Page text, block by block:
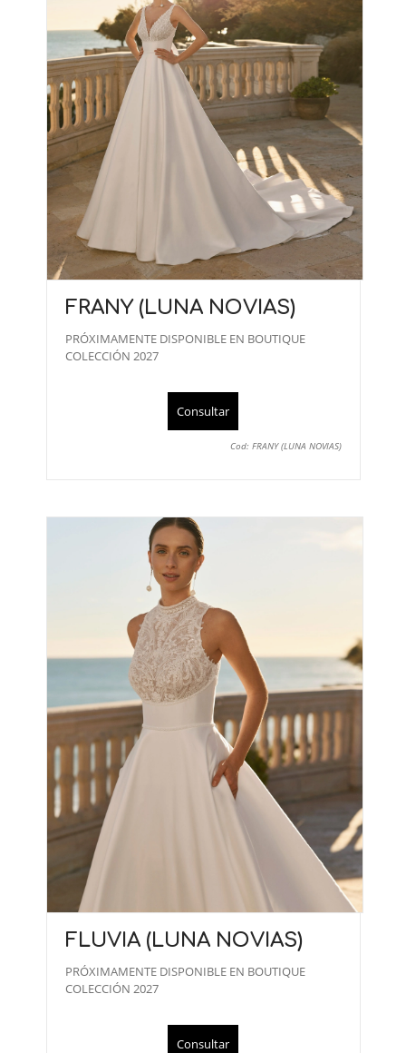
FRANY (LUNA NOVIAS)
PRÓXIMAMENTE DISPONIBLE EN BOUTIQUE
COLECCIÓN 2027
Consultar
Cod: FRANY (LUNA NOVIAS)
FLUVIA (LUNA NOVIAS)
PRÓXIMAMENTE DISPONIBLE EN BOUTIQUE
COLECCIÓN 2027
Consultar